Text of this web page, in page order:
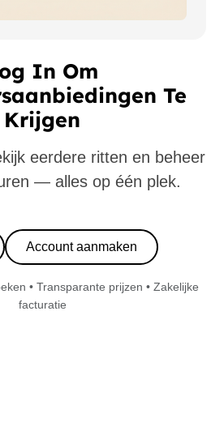
In Om
Te
Krijgen
eerdere ritten en beheer
— alles op één plek.
Account aanmaken
• Transparante prijzen • Zakelijke
facturatie